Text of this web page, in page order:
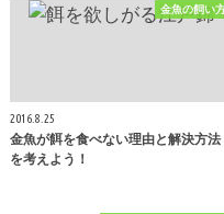
金魚の飼い
2016.8.25
金魚が餌を食べない理由と解決方法
を考えよう！